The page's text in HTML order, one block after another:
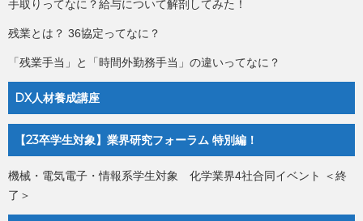
手取りってなに？給与について解剖してみた！
残業とは？ 36協定ってなに？
「残業手当」と「時間外勤務手当」の違いってなに？
DX人材養成講座
【23卒学生対象】業界研究フォーラム 特別編！
機械・電気電子・情報系学生対象 化学業界4社合同イベント ＜終
了＞